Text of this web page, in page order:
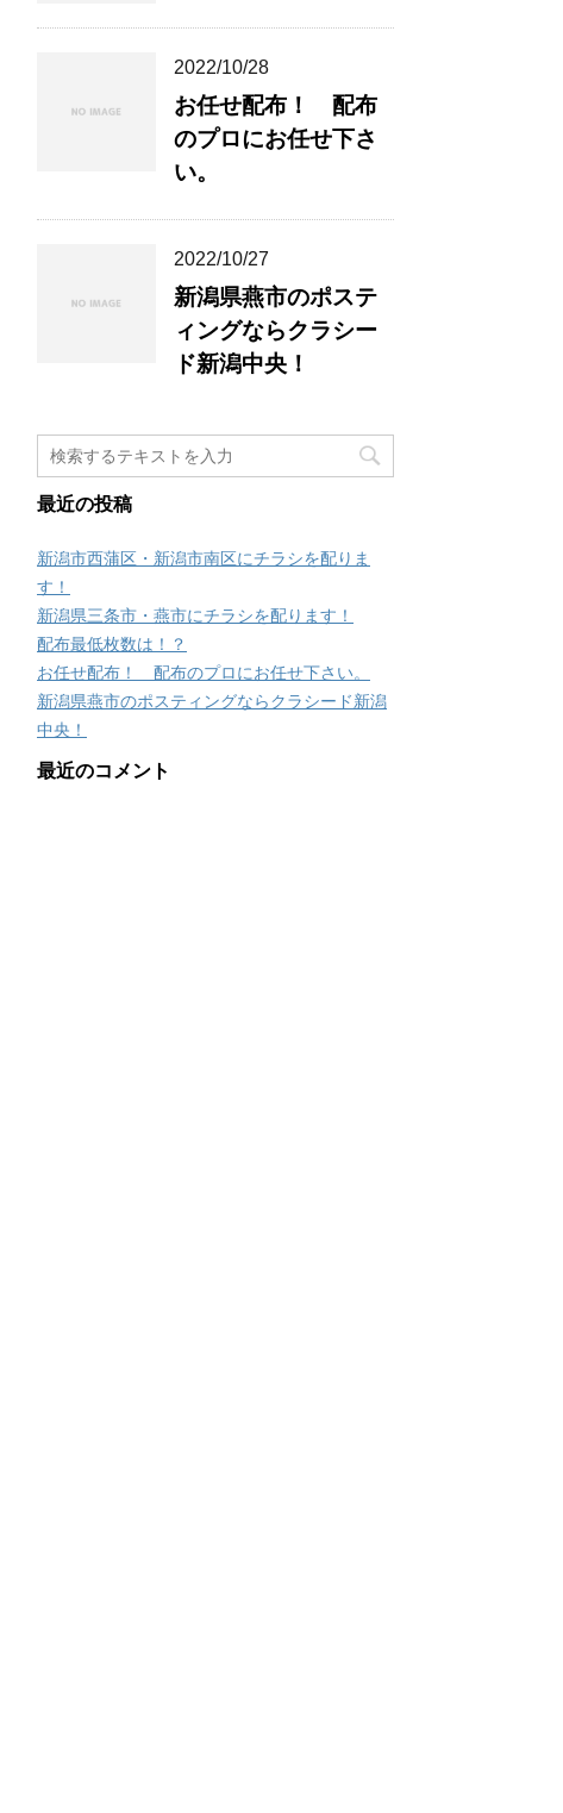
2022/10/28
お任せ配布！ 配布
のプロにお任せ下さ
い。
2022/10/27
新潟県燕市のポステ
ィングならクラシー
ド新潟中央！
最近の投稿
新潟市西蒲区・新潟市南区にチラシを配りま
す！
新潟県三条市・燕市にチラシを配ります！
配布最低枚数は！？
お任せ配布！ 配布のプロにお任せ下さい。
新潟県燕市のポスティングならクラシード新潟
中央！
最近のコメント